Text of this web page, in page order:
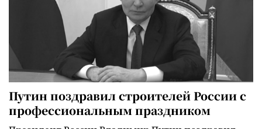
Путин поздравил строителей России с
профессиональным праздником